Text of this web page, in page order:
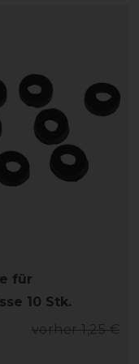
für
10 Stk.
vorher 1,25 €